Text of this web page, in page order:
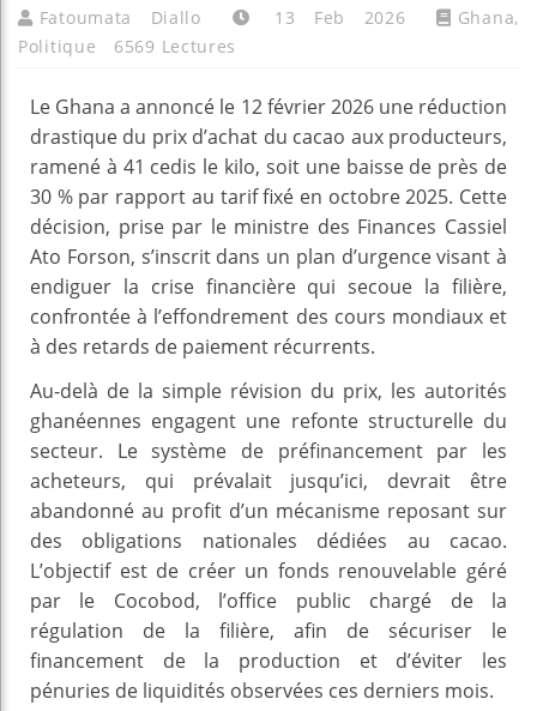
Fatoumata Diallo 13 Feb 2026 Ghana,
Politique
6569 Lectures
Le Ghana a annoncé le 12 février 2026 une réduction
drastique du prix d’achat du cacao aux producteurs,
ramené à 41 cedis le kilo, soit une baisse de près de
30 % par rapport au tarif fixé en octobre 2025. Cette
décision, prise par le ministre des Finances Cassiel
Ato Forson, s’inscrit dans un plan d’urgence visant à
endiguer la crise financière qui secoue la filière,
confrontée à l’effondrement des cours mondiaux et
à des retards de paiement récurrents.
Au-delà de la simple révision du prix, les autorités
ghanéennes engagent une refonte structurelle du
secteur. Le système de préfinancement par les
acheteurs, qui prévalait jusqu’ici, devrait être
abandonné au profit d’un mécanisme reposant sur
des obligations nationales dédiées au cacao.
L’objectif est de créer un fonds renouvelable géré
par le Cocobod, l’office public chargé de la
régulation de la filière, afin de sécuriser le
financement de la production et d’éviter les
pénuries de liquidités observées ces derniers mois.